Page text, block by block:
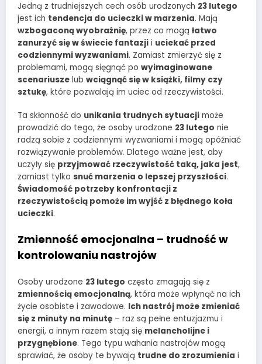
Jedną z trudniejszych cech osób urodzonych 23 lutego
jest ich tendencja do ucieczki w marzenia. Mają
wzbogaconą wyobraźnię, przez co mogą łatwo
zanurzyć się w świecie fantazji i uciekać przed
codziennymi wyzwaniami. Zamiast zmierzyć się z
problemami, mogą sięgnąć po wyimaginowane
scenariusze lub wciągnąć się w książki, filmy czy
sztukę, które pozwalają im uciec od rzeczywistości.
Ta skłonność do unikania trudnych sytuacji może
prowadzić do tego, że osoby urodzone 23 lutego nie
radzą sobie z codziennymi wyzwaniami i mogą opóźniać
rozwiązywanie problemów. Dlatego ważne jest, aby
uczyły się przyjmować rzeczywistość taką, jaka jest,
zamiast tylko snuć marzenia o lepszej przyszłości.
Świadomość potrzeby konfrontacji z
rzeczywistością pomoże im wyjść z błędnego koła
ucieczki.
Zmienność emocjonalna – trudność w
kontrolowaniu nastrojów
Osoby urodzone 23 lutego często zmagają się z
zmiennością emocjonalną, która może wpłynąć na ich
życie osobiste i zawodowe. Ich nastrój może zmieniać
się z minuty na minutę – raz są pełne entuzjazmu i
energii, a innym razem stają się melancholijne i
przygnębione. Tego typu wahania nastrojów mogą
sprawiać, że osoby te bywają trudne do zrozumienia i